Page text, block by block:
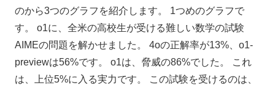
のから3つのグラフを紹介します。 1つめのグラフで
す。 o1に、全米の高校生が受ける難しい数学の試験
AIMEの問題を解かせました。 4oの正解率が13%、o1-
previewは56%です。 o1は、脅威の86%でした。 これ
は、上位5%に入る実力です。 この試験を受けるのは、